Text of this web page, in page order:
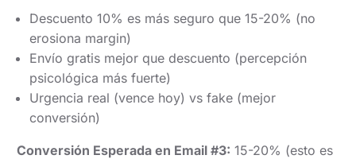
Descuento 10% es más seguro que 15-20% (no
erosiona margin)
Envío gratis mejor que descuento (percepción
psicológica más fuerte)
Urgencia real (vence hoy) vs fake (mejor
conversión)
Conversión Esperada en Email #3: 15-20% (esto es